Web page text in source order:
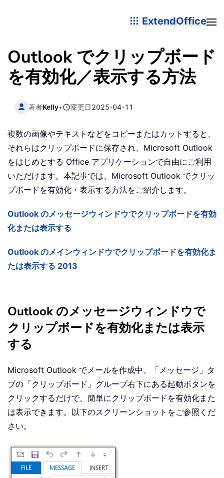
ExtendOffice
Outlook でクリップボード
を有効化／表示する方法
著者Kelly• 変更日2025-04-11
複数の画像やテキストなどをコピーまたはカットすると、
それらはクリップボードに保存され、Microsoft Outlook
をはじめとする Office アプリケーションで自由にご利用
いただけます。本記事では、Microsoft Outlook でクリッ
プボードを有効化・表示する方法をご紹介します。
Outlook のメッセージウィンドウでクリップボードを有効
化または表示する
Outlook のメインウィンドウでクリップボードを有効化ま
たは表示する 2013
Outlook のメッセージウィンドウで
クリップボードを有効化または表示
する
Microsoft Outlook でメールを作成中、「メッセージ」タ
ブの「クリップボード」グループ右下にある起動ボタンを
クリックするだけで、簡単にクリップボードを有効化また
は表示できます。以下のスクリーンショットをご参照くだ
さい。